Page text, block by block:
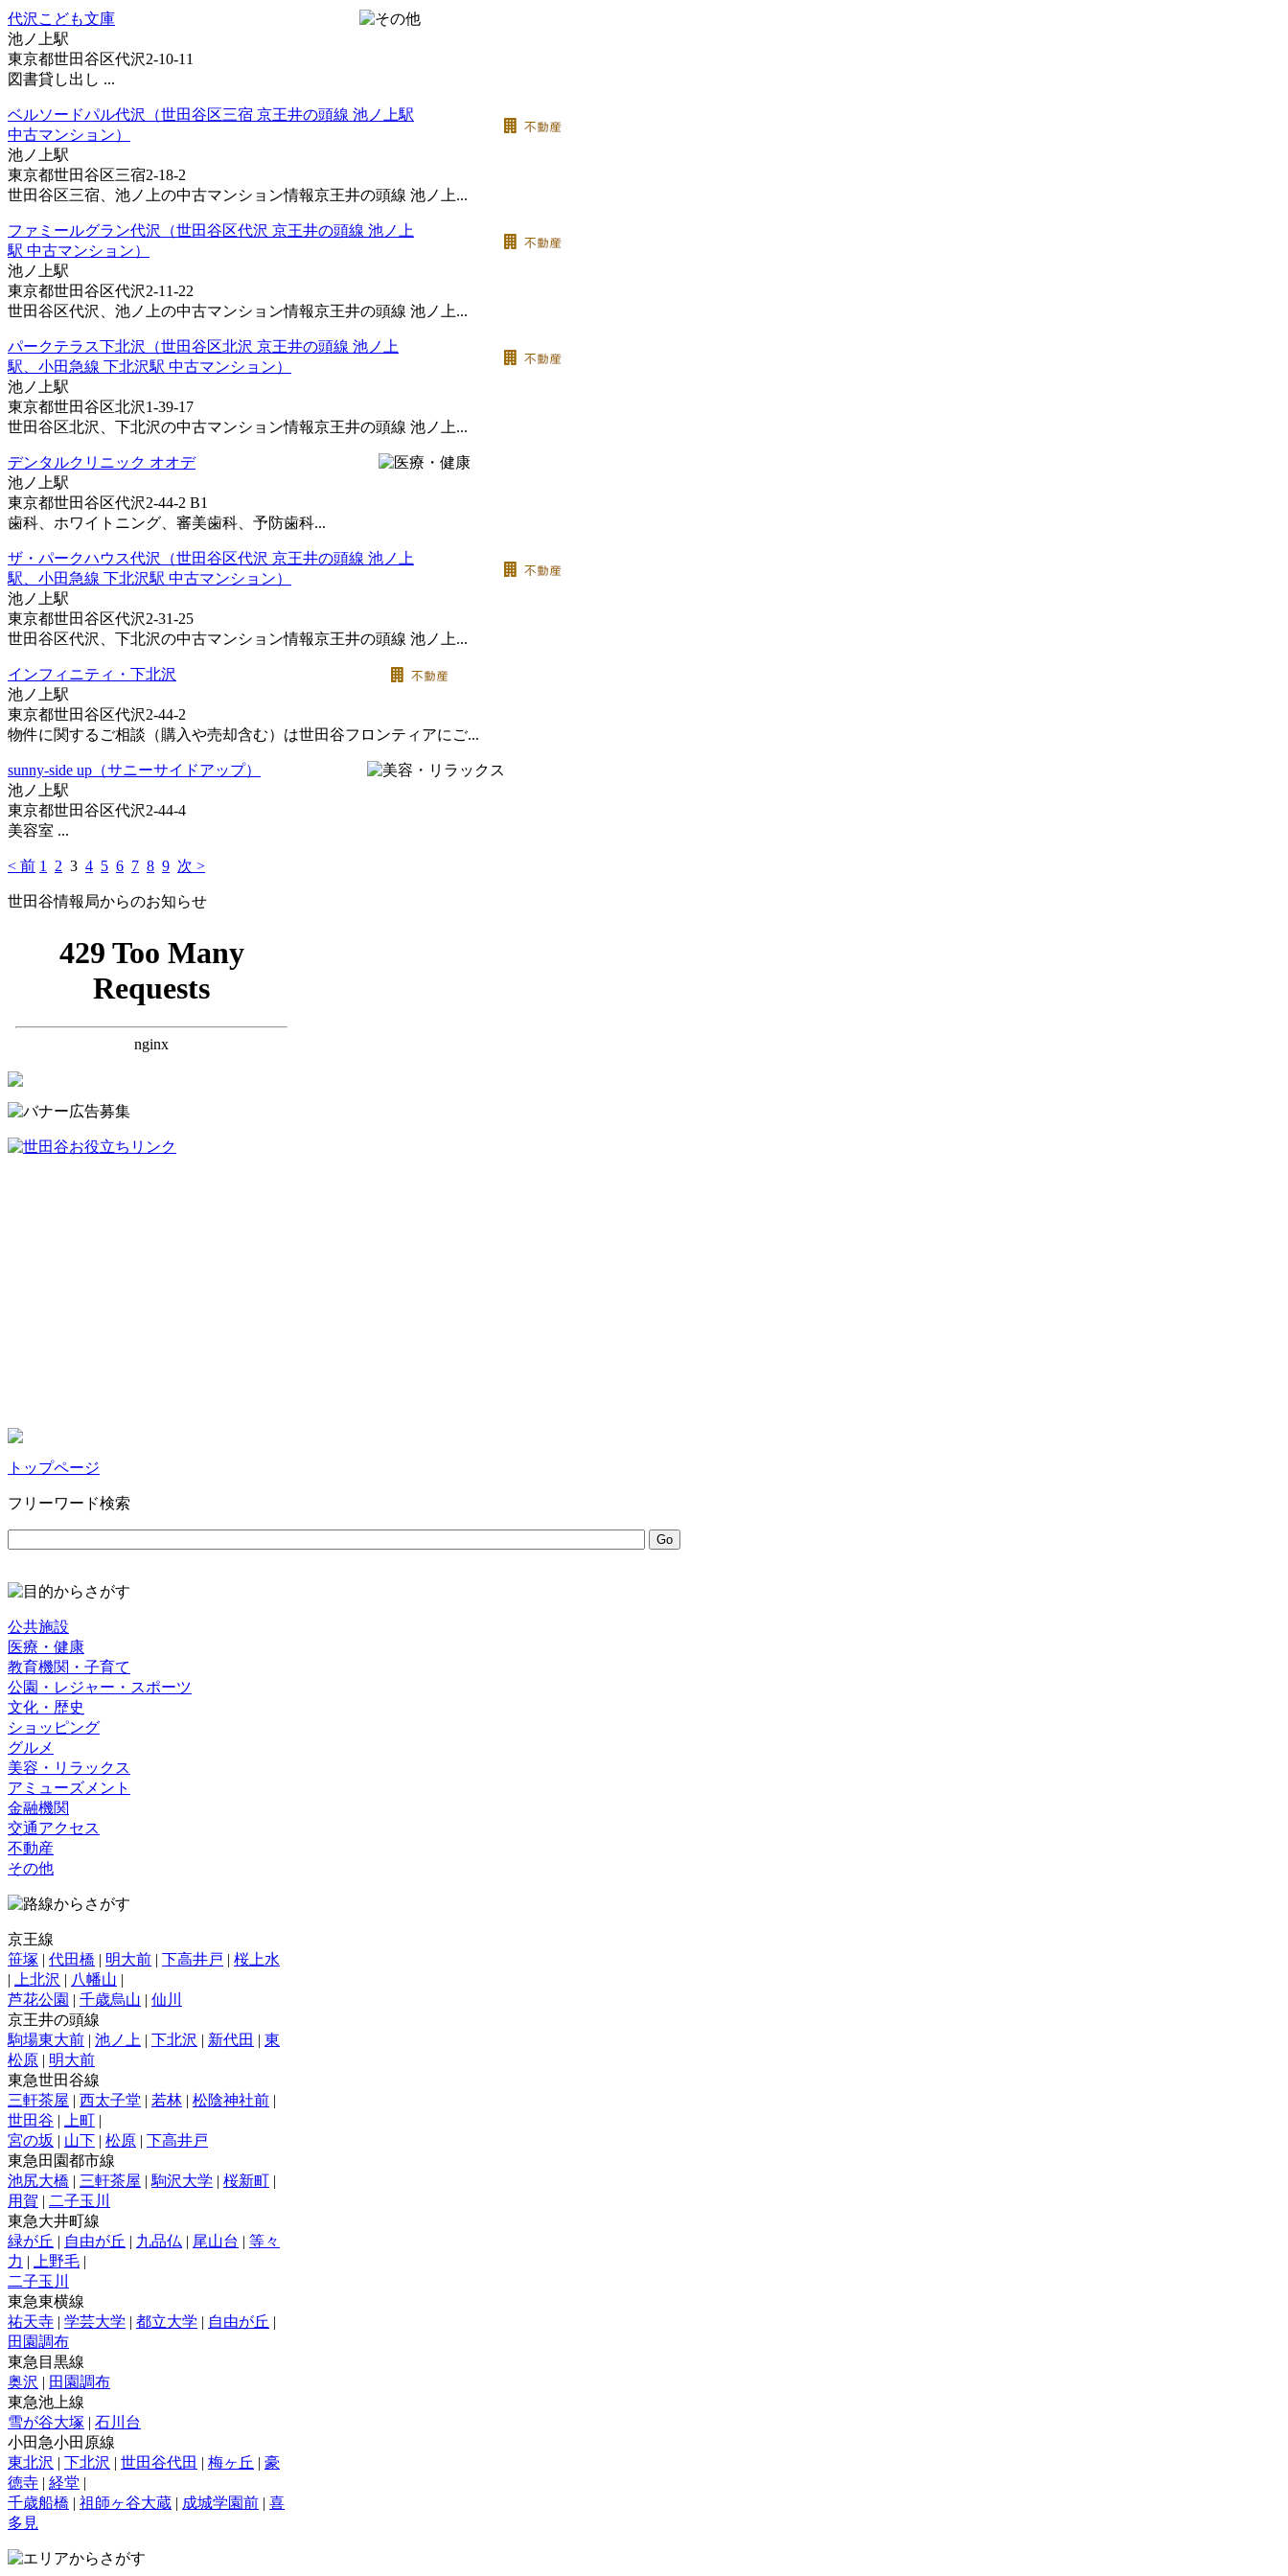
代沢こども文庫
池ノ上駅
東京都世田谷区代沢2-10-11
図書貸し出し ...
ベルソードパル代沢（世田谷区三宿 京王井の頭線 池ノ上駅
中古マンション）
池ノ上駅
東京都世田谷区三宿2-18-2
世田谷区三宿、池ノ上の中古マンション情報京王井の頭線 池ノ上...
ファミールグラン代沢（世田谷区代沢 京王井の頭線 池ノ上
駅 中古マンション）
池ノ上駅
東京都世田谷区代沢2-11-22
世田谷区代沢、池ノ上の中古マンション情報京王井の頭線 池ノ上...
パークテラス下北沢（世田谷区北沢 京王井の頭線 池ノ上
駅、小田急線 下北沢駅 中古マンション）
池ノ上駅
東京都世田谷区北沢1-39-17
世田谷区北沢、下北沢の中古マンション情報京王井の頭線 池ノ上...
デンタルクリニック オオデ
池ノ上駅
東京都世田谷区代沢2-44-2 B1
歯科、ホワイトニング、審美歯科、予防歯科...
ザ・パークハウス代沢（世田谷区代沢 京王井の頭線 池ノ上
駅、小田急線 下北沢駅 中古マンション）
池ノ上駅
東京都世田谷区代沢2-31-25
世田谷区代沢、下北沢の中古マンション情報京王井の頭線 池ノ上...
インフィニティ・下北沢
池ノ上駅
東京都世田谷区代沢2-44-2
物件に関するご相談（購入や売却含む）は世田谷フロンティアにご...
sunny-side up（サニーサイドアップ）
池ノ上駅
東京都世田谷区代沢2-44-4
美容室 ...
< 前 1 2 3 4 5 6 7 8 9 次 >
世田谷情報局からのお知らせ
トップページ
フリーワード検索
公共施設
医療・健康
教育機関・子育て
公園・レジャー・スポーツ
文化・歴史
ショッピング
グルメ
美容・リラックス
アミューズメント
金融機関
交通アクセス
不動産
その他
京王線
笹塚 | 代田橋 | 明大前 | 下高井戸 | 桜上水
|
上北沢 | 八幡山 |
芦花公園 | 千歳烏山 | 仙川
京王井の頭線
駒場東大前 | 池ノ上 | 下北沢 | 新代田 | 東
松原 | 明大前
東急世田谷線
三軒茶屋 | 西太子堂 | 若林 | 松陰神社前 |
世田谷 | 上町 |
宮の坂 | 山下 | 松原 | 下高井戸
東急田園都市線
池尻大橋 | 三軒茶屋 | 駒沢大学 | 桜新町 |
用賀 | 二子玉川
東急大井町線
緑が丘 | 自由が丘 | 九品仏 | 尾山台 | 等々
力 | 上野毛 |
二子玉川
東急東横線
祐天寺 | 学芸大学 | 都立大学 | 自由が丘 |
田園調布
東急目黒線
奥沢 | 田園調布
東急池上線
雪が谷大塚 | 石川台
小田急小田原線
東北沢 | 下北沢 | 世田谷代田 | 梅ヶ丘 | 豪
徳寺 | 経堂 |
千歳船橋 | 祖師ヶ谷大蔵 | 成城学園前 | 喜
多見